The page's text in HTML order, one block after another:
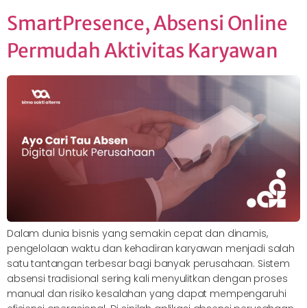
SmartPresence, Absensi Online
Permudah Aktivitas Karyawan
Dalam dunia bisnis yang semakin cepat dan dinamis,
pengelolaan waktu dan kehadiran karyawan menjadi salah
satu tantangan terbesar bagi banyak perusahaan. Sistem
absensi tradisional sering kali menyulitkan dengan proses
manual dan risiko kesalahan yang dapat mempengaruhi